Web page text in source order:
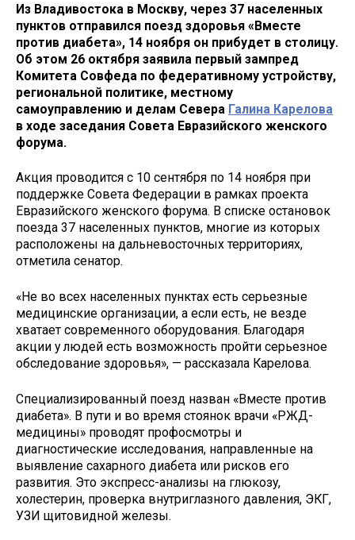
Из Владивостока в Москву, через 37 населенных
пунктов отправился поезд здоровья «Вместе
против диабета», 14 ноября он прибудет в столицу.
Об этом 26 октября заявила первый зампред
Комитета Совфеда по федеративному устройству,
региональной политике, местному
самоуправлению и делам Севера Галина Карелова
в ходе заседания Совета Евразийского женского
форума.
Акция проводится с 10 сентября по 14 ноября при
поддержке Совета Федерации в рамках проекта
Евразийского женского форума. В списке остановок
поезда 37 населенных пунктов, многие из которых
расположены на дальневосточных территориях,
отметила сенатор.
«Не во всех населенных пунктах есть серьезные
медицинские организации, а если есть, не везде
хватает современного оборудования. Благодаря
акции у людей есть возможность пройти серьезное
обследование здоровья», — рассказала Карелова.
Специализированный поезд назван «Вместе против
диабета». В пути и во время стоянок врачи «РЖД-
медицины» проводят профосмотры и
диагностические исследования, направленные на
выявление сахарного диабета или рисков его
развития. Это экспресс-анализы на глюкозу,
холестерин, проверка внутриглазного давления, ЭКГ,
УЗИ щитовидной железы.